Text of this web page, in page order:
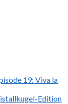
19: Viva la
Edition